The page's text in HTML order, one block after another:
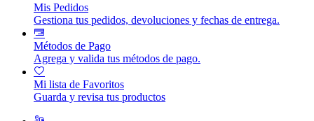
Mis Pedidos
Gestiona tus pedidos, devoluciones y fechas de entrega.
Métodos de Pago
Agrega y valida tus métodos de pago.
Mi lista de Favoritos
Guarda y revisa tus productos